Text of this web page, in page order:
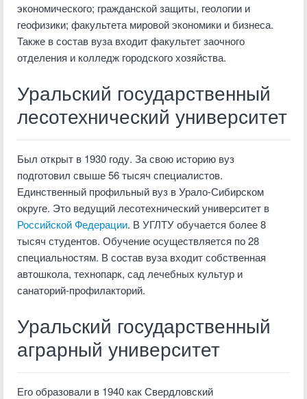
экономического; гражданской защиты, геологии и
геофизики; факультета мировой экономики и бизнеса.
Также в состав вуза входит факультет заочного
отделения и колледж городского хозяйства.
Уральский государственный
лесотехнический университет
Был открыт в 1930 году. За свою историю вуз
подготовил свыше 56 тысяч специалистов.
Единственный профильный вуз в Урало-Сибирском
округе. Это ведущий лесотехнический университет в
Российской Федерации. В УГЛТУ обучается более 8
тысяч студентов. Обучение осуществляется по 28
специальностям. В состав вуза входит собственная
автошкола, технопарк, сад лечебных культур и
санаторий-профилакторий.
Уральский государственный
аграрный университет
Его образовали в 1940 как Свердловский